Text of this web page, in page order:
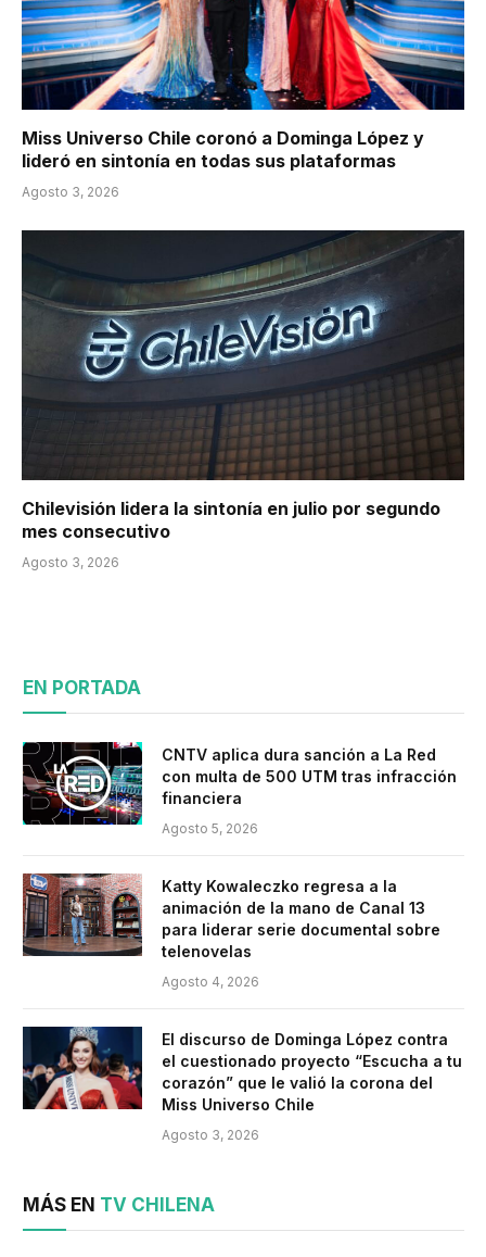
Miss Universo Chile coronó a Dominga López y
lideró en sintonía en todas sus plataformas
Agosto 3, 2026
Chilevisión lidera la sintonía en julio por segundo
mes consecutivo
Agosto 3, 2026
EN PORTADA
CNTV aplica dura sanción a La Red
con multa de 500 UTM tras infracción
financiera
Agosto 5, 2026
Katty Kowaleczko regresa a la
animación de la mano de Canal 13
para liderar serie documental sobre
telenovelas
Agosto 4, 2026
El discurso de Dominga López contra
el cuestionado proyecto “Escucha a tu
corazón” que le valió la corona del
Miss Universo Chile
Agosto 3, 2026
MÁS EN TV CHILENA